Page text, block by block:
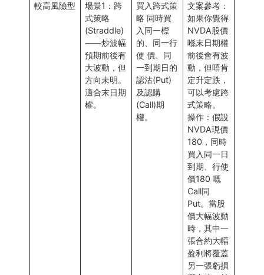
較⾼⾵險型
場景1：跨
式策略
(Straddle)
⸺炒波幅
預期前後有
⼤波動，但
⽅向未明。
適合末⽇期
權。
買⼊跨式策
略 同時買
⼊同⼀標
的、同⼀⾏
使 價、同
⼀到期⽇的
認沽(Put)
及認購
(Call)期
權。
⽂案參考：
如果你覺得
NVDA股價
喺末⽇期權
前後會有波
動，但唔肯
定升定跌，
可以考慮跨
式策略。
操作：假設
NVDA現價
180，同時
買⼊同⼀⽇
到期、⾏使
價180 嘅
Call同
Put。當股
價⼤幅波動
時，其中⼀
張合約⼤幅
盈利將覆蓋
另⼀張虧損